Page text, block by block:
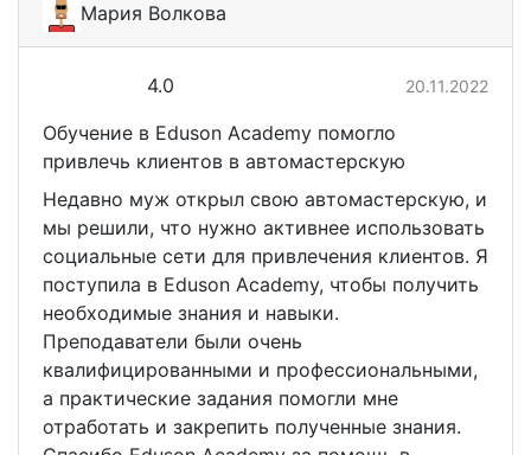
Мария Волкова
4.0 20.11.2022
Обучение в Eduson Academy помогло
привлечь клиентов в автомастерскую
Недавно муж открыл свою автомастерскую, и
мы решили, что нужно активнее использовать
социальные сети для привлечения клиентов. Я
поступила в Eduson Academy, чтобы получить
необходимые знания и навыки.
Преподаватели были очень
квалифицированными и профессиональными,
а практические задания помогли мне
отработать и закрепить полученные знания.